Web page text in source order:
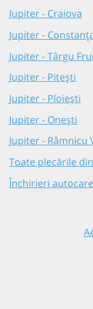
Jupiter - Craiova
Jupiter -
Jupiter - Târgu
Jupiter - Pitești
Jupiter - Ploiești
Jupiter - Onești
Jupiter - Râmnicu
Toate plecările
Închirieri